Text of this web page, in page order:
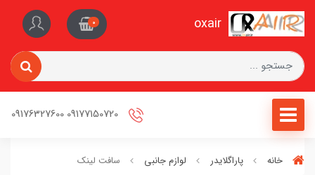
oxair
0
خانه پاراگلایدر لوازم جانبی سافت لینک